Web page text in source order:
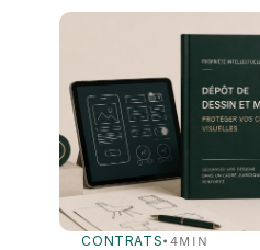
CONTRATS• 4MIN